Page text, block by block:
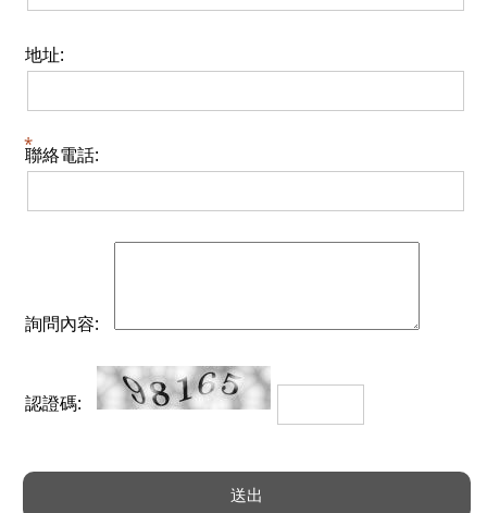
地址:
聯絡電話:
詢問內容:
認證碼: